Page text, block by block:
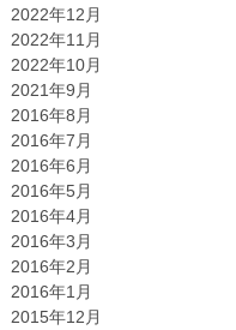
2022年12月
2022年11月
2022年10月
2021年9月
2016年8月
2016年7月
2016年6月
2016年5月
2016年4月
2016年3月
2016年2月
2016年1月
2015年12月